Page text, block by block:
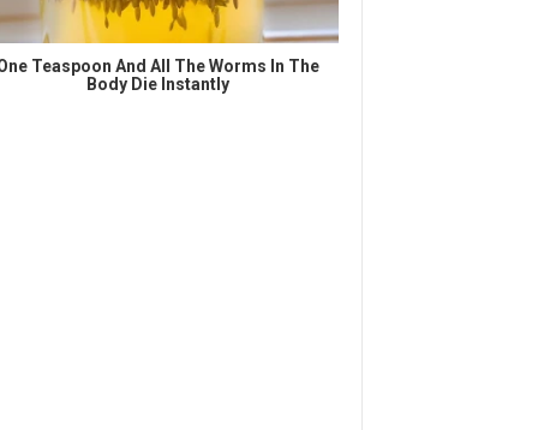
Teaspoon And All The Worms In The
Body Die Instantly